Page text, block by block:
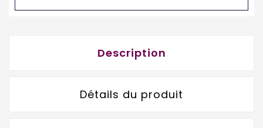
Description
Détails du produit